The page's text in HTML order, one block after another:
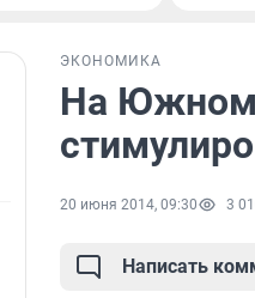
ЭКОНОМИКА
На Южном
20 июня 2014, 09:30 3
Написать